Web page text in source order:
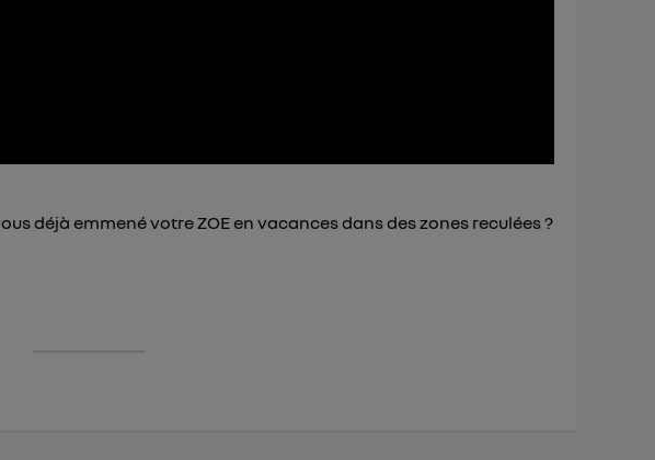
déjà emmené votre ZOE en vacances dans des zones reculées ?